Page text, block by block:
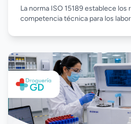
La norma ISO 15189 establece los
competencia técnica para los
resultados confiables. Su
personal y aumenta la confianza